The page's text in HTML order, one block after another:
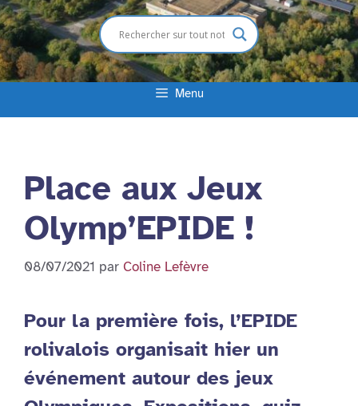
Menu
Place aux Jeux
Olymp’EPIDE !
08/07/2021 par Coline Lefèvre
Pour la première fois, l’EPIDE
rolivalois organisait hier un
événement autour des jeux